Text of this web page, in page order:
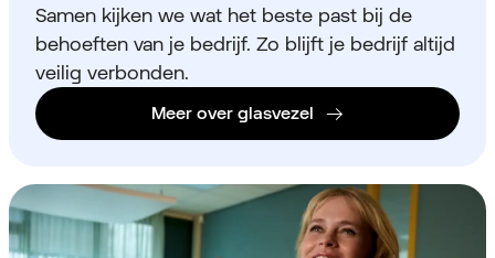
Samen kijken we wat het beste past bij de
behoeften van je bedrijf. Zo blijft je bedrijf altijd
veilig verbonden.
Meer over glasvezel